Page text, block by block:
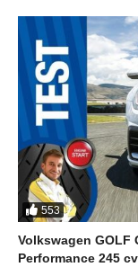
553
Volkswagen GOLF
Performance 245